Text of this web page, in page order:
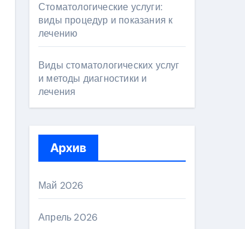
Стоматологические услуги:
виды процедур и показания к
лечению
Виды стоматологических услуг
и методы диагностики и
лечения
Архив
Май 2026
Апрель 2026